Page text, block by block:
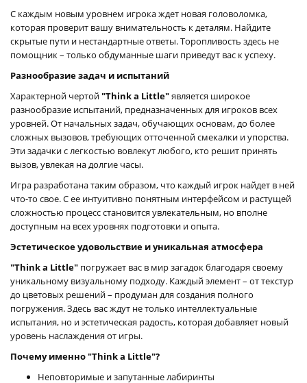
С каждым новым уровнем игрока ждет новая головоломка,
которая проверит вашу внимательность к деталям. Найдите
скрытые пути и нестандартные ответы. Торопливость здесь не
помощник – только обдуманные шаги приведут вас к успеху.
Разнообразие задач и испытаний
Характерной чертой"Think a Little"является широкое
разнообразие испытаний, предназначенных для игроков всех
уровней. От начальных задач, обучающих основам, до более
сложных вызовов, требующих отточенной смекалки и упорства.
Эти задачки с легкостью вовлекут любого, кто решит принять
вызов, увлекая на долгие часы.
Игра разработана таким образом, что каждый игрок найдет в ней
что-то свое. С ее интуитивно понятным интерфейсом и растущей
сложностью процесс становится увлекательным, но вполне
доступным на всех уровнях подготовки и опыта.
Эстетическое удовольствие и уникальная атмосфера
"Think a Little" погружает вас в мир загадок благодаря своему
уникальному визуальному подходу. Каждый элемент – от текстур
до цветовых решений – продуман для создания полного
погружения. Здесь вас ждут не только интеллектуальные
испытания, но и эстетическая радость, которая добавляет новый
уровень наслаждения от игры.
Почему именно "Think a Little"?
Неповторимые и запутанные лабиринты